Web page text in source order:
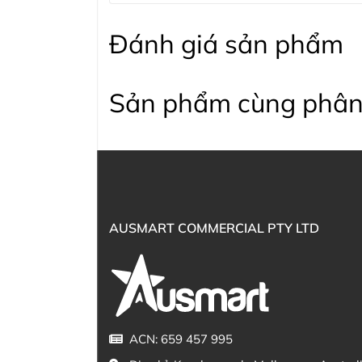
Đánh giá sản phẩm
Sản phẩm cùng
AUSMART COMMERCIAL PTY LTD
ACN: 659 457 995